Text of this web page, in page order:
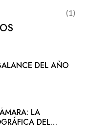
(1)
DEL AÑO
LA
DEL